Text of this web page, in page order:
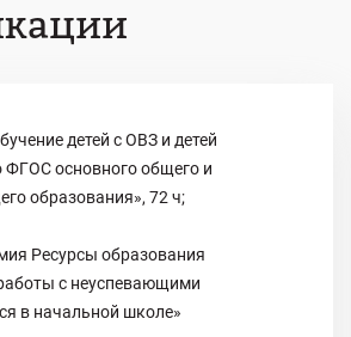
детей с ОВЗ и детей
ФГОС основного общего и
образования», 72 ч;
Ресурсы образования
с неуспевающими
в начальной школе»